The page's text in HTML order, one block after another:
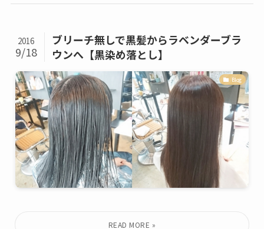
ブリーチ無しで黒髪からラベンダーブラ
ウンへ【黒染め落とし】
2016
9/18
Blog